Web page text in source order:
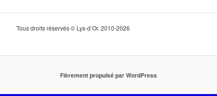
Tous droits réservés © Lys-d’Or. 2010-2026
Fièrement propulsé par WordPress